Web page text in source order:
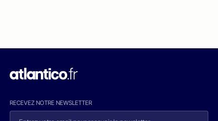
RECEVEZ NOTRE NEWSLETTER